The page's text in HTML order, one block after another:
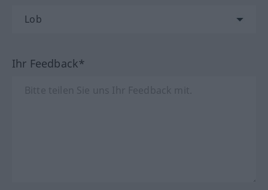
Ihr Feedback*